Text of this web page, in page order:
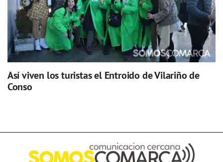
Así viven los turistas el Entroido de Vilariño de
Conso